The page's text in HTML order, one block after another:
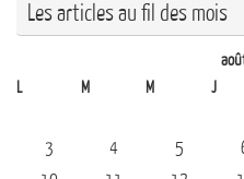
Les articles au fil des mois
L
M M J
3
4 5